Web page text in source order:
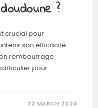
?
crucial pour
son efficacité
rembourrage
pour
22 MARCH 2024